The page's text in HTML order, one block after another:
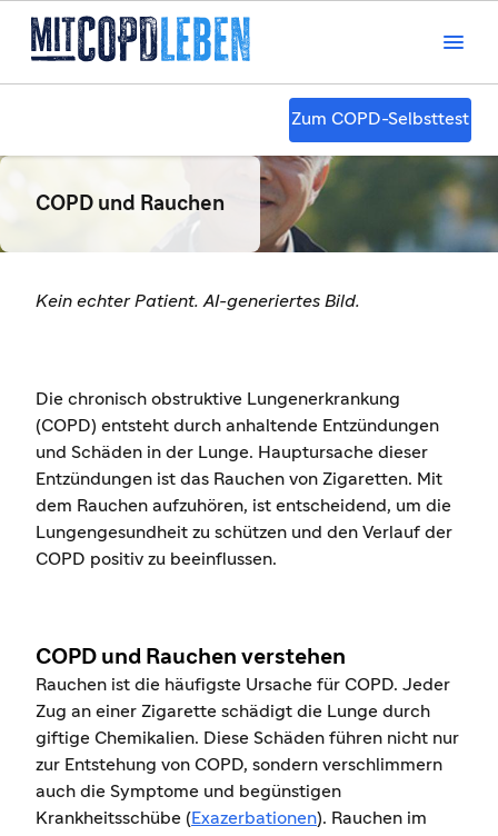
Zum COPD-Selbsttest

COPD und Rauchen
Kein echter Patient. AI-generiertes Bild.
Die chronisch obstruktive Lungenerkrankung
(COPD) entsteht durch anhaltende Entzündungen
und Schäden in der Lunge. Hauptursache dieser
Entzündungen ist das Rauchen von Zigaretten. Mit
dem Rauchen aufzuhören, ist entscheidend, um die
Lungengesundheit zu schützen und den Verlauf der
COPD positiv zu beeinflussen.
COPD und Rauchen verstehen
Rauchen ist die häufigste Ursache für COPD. Jeder
Zug an einer Zigarette schädigt die Lunge durch
giftige Chemikalien. Diese Schäden führen nicht nur
zur Entstehung von COPD, sondern verschlimmern
auch die Symptome und begünstigen
Krankheitsschübe (Exazerbationen). Rauchen im